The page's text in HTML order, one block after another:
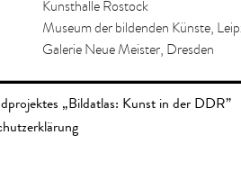
Kunsthalle Rostock
Museum der bildenden Künste,
Galerie Neue Meister, Dresden
„Bildatlas: Kunst in der DDR”